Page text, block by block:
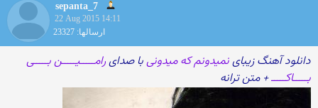
sepanta_7
22 Aug 2015 14:11
ارسالها: 23327
دانلود آهنگ زیباینمیدونم که میدونیبا صدایرامـــــیـــــن بـــــی
بـــــاکـــــ+ متن ترانه